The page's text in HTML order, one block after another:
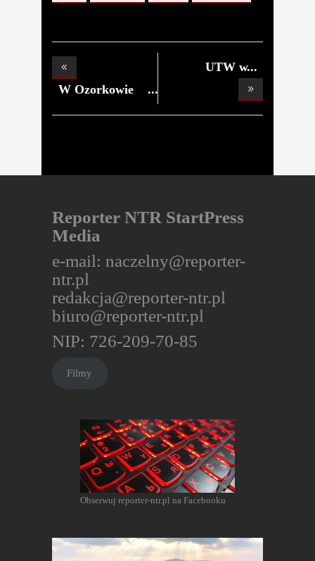
W Ozorkowie
radni bi
UTW w
Reporter NTR StartPress
Media
e-mail: naczelny@reporter-
ntr.pl
redakcja@reporter-ntr.pl
biuro@reporter-ntr.pl
NIP: 726-209-70-85
Filmy
Obserwuj reporter-ntr.pl na Facebooku